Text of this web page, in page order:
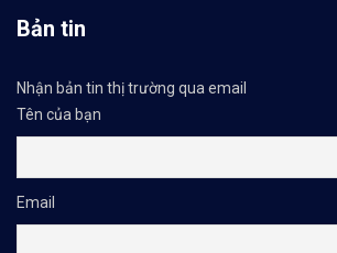
Bản tin
Nhận bản tin thị trường qua email
Tên của bạn
Email